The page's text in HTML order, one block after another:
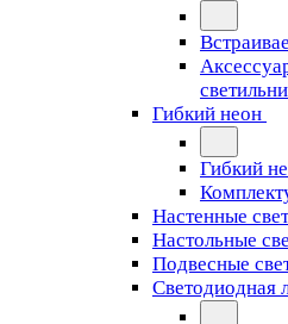
Гибкий неон
Гибкий
Настенные
Настольные
Подвесные
Светодиодная